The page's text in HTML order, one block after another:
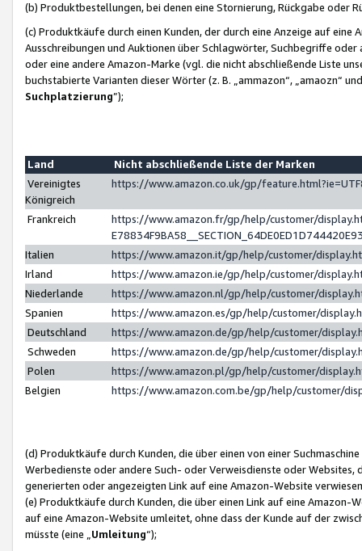
(b) Produktbestellungen, bei denen eine Stornierung, Rückgabe oder
(c) Produktkäufe durch einen Kunden, der durch eine Anzeige auf
Ausschreibungen und Auktionen über Schlagwörter, Suchbegriffe
oder eine andere Amazon-Marke (vgl. die nicht abschließende Liste
buchstabierte Varianten dieser Wörter (z. B. „ammazon“, „amaozn“
Suchplatzierung”);
Land
Nicht abschließende Liste der Marken
Vereinigtes
Königreich
https://www.amazon.co.uk/gp/
Frankreich
https://www.amazon.fr/gp/help/customer/
Italien
https://www.amazon.it/gp/help/customer/
Irland
https://www.amazon.ie/gp/help/customer/
Niederlande
https://www.amazon.nl/gp/help/customer/
Spanien
https://www.amazon.es/gp/help/customer/
Deutschland
https://www.amazon.de/gp/help/customer/
Schweden
https://www.amazon.de/gp/help/customer/
Polen
https://www.amazon.pl/gp/help/customer/
Belgien
https://www.amazon.com.be/gp/help/customer/
(d) Produktkäufe durch Kunden, die über einen von einer
Werbedienste oder andere Such- oder Verweisdienste oder Websites,
generierten oder angezeigten Link auf eine Amazon-Website
(e) Produktkäufe durch Kunden, die über einen Link auf eine
auf eine Amazon-Website umleitet, ohne dass der Kunde auf der
müsste (eine „ Umleitung“);